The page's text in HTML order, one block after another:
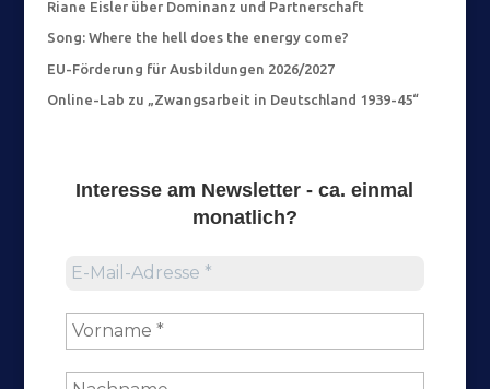
Riane Eisler über Dominanz und Partnerschaft
Song: Where the hell does the energy come?
EU-Förderung für Ausbildungen 2026/2027
Online-Lab zu „Zwangsarbeit in Deutschland 1939-45“
Interesse am Newsletter - ca. einmal
monatlich?